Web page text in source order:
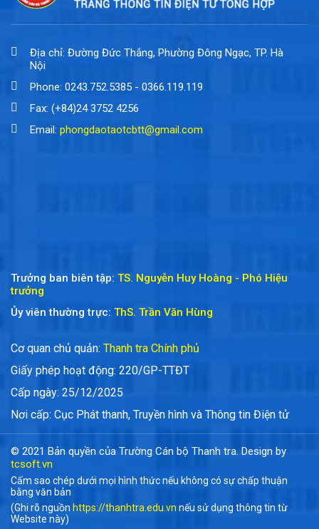
Địa chỉ: Đường Đức Thắng, Phường Đông Ngạc, TP. Hà
Nội
Phone: 0243.752.5385 - 0366.119.119
Fax: (+84)24 3752 4256
Email: phongdaotaotcbtt@gmail.com
Trưởng ban biên tập: TS. Nguyễn Huy Hoàng - Phó Hiệu
trưởng
Ủy viên thường trực: ThS. Trần Văn Hùng
Cơ quan chủ quản: Thanh tra Chính phủ
Giấy phép hoạt động: 220/GP-TTĐT
Cấp ngày: 25/12/2025
Nơi cấp: Cục Phát thanh, Truyền hình và Thông tin Điện tử
© 2021 Bản quyền của Trường Cán bộ Thanh tra. Design by
tcsoft.vn
Cấm sao chép dưới mọi hình thức nếu không có sự chấp thuận
bằng văn bản
(Ghi rõ nguồn https://thanhtra.edu.vn nếu sử dụng thông tin từ
Website này)